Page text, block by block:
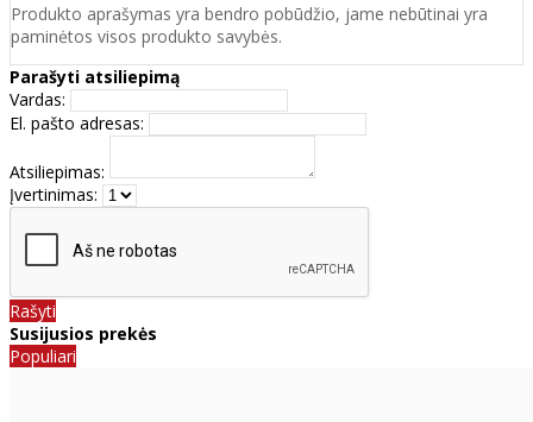
Produkto aprašymas yra bendro pobūdžio, jame nebūtinai yra
paminėtos visos produkto savybės.
Parašyti atsiliepimą
Vardas:
El. pašto adresas:
Atsiliepimas:
Įvertinimas:
Rašyti
Susijusios prekės
Populiari